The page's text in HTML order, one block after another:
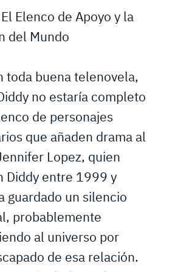
Elenco de Apoyo y la
del Mundo
toda buena telenovela,
no estaría completo
de personajes
que añaden drama al
Lopez, quien
Diddy entre 1999 y
guardado un silencio
probablemente
al universo por
de esa relación.